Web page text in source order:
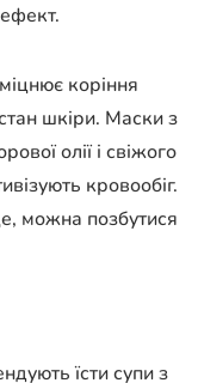
коріння
шкіри. Маски з
олії і свіжого
кровообіг.
можна позбутися
їсти супи з